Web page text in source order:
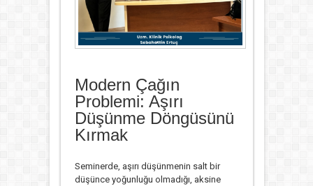
Modern Çağın
Problemi: Aşırı
Düşünme Döngüsünü
Kırmak
Seminerde, aşırı düşünmenin salt bir
düşünce yoğunluğu olmadığı, aksine